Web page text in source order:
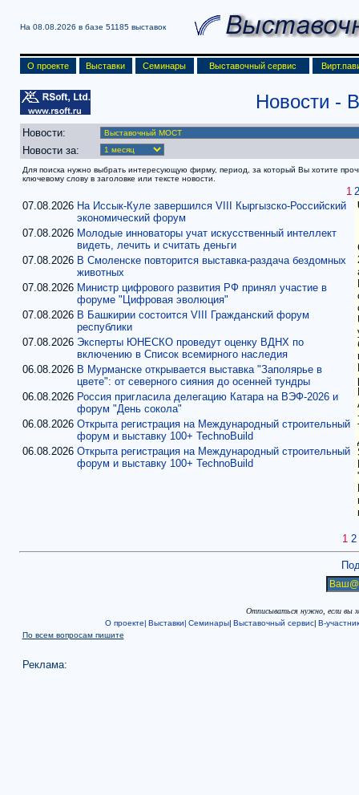
На 08.08.2026 в базе 51185 выставок
О проекте Выставки Семинары Выставочный сервис
Новости -
Новости:
Новости за:
Для поиска нужно выбрать интересующую фирму, период, за который Вы хотите
ключевому слову в заголовке или тексте новости.
1 2
07.08.2026 На Иссык-Куле завершился VIII Кыргызско-Российский
экономический форум
07.08.2026 Молодые инноваторы учат искусственный интеллект
видеть, лечить и считать деньги
07.08.2026 В Смоленске повторится выставка-раздача бездомных
животных
07.08.2026 Министр цифрового развития РФ принял участие в
форуме "Цифровая эволюция"
07.08.2026 В Башкирии состоится VIII Гражданский форум
республики
07.08.2026 Эксперты ЮНЕСКО проведут оценку ВДНХ по
включению в Список всемирного наследия
06.08.2026 В Мурманске открывается выставка "Заполярье в
цвете": от северного сияния до осенней тундры
06.08.2026 Россия пригласила делегацию Катара на ВЭФ-2026 и
форум "День сокола"
06.08.2026 Открыта регистрация на Международный строительный
форум и выставку 100+ TechnoBuild
06.08.2026 Открыта регистрация на Международный строительный
форум и выставку 100+ TechnoBuild
1 2
Отписываться нужно, если вы
О проекте| Выставки| Семинары| Выставочный сервис| В-
По всем вопросам пишите
Реклама: